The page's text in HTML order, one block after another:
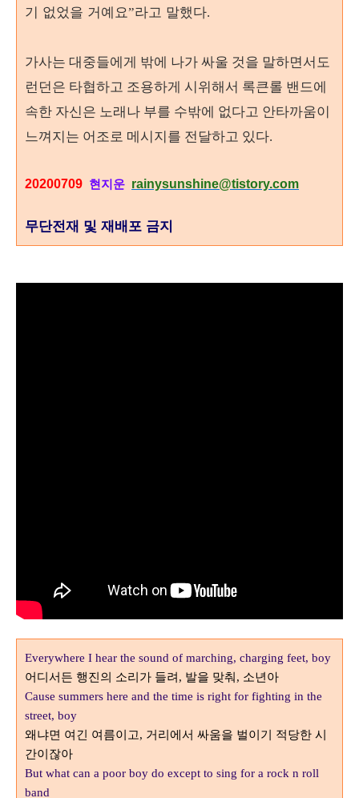
기 없었을 거예요”라고 말했다.
가사는 대중들에게 밖에 나가 싸울 것을 말하면서도
런던은 타협하고 조용하게 시위해서 록큰롤 밴드에
속한 자신은 노래나 부를 수밖에 없다고 안타까움이
느껴지는 어조로 메시지를 전달하고 있다.
20200709 현지운 rainysunshine@tistory.com
무단전재 및 재배포 금지
Everywhere I hear the sound of marching, charging feet, boy
어디서든 행진의 소리가 들려, 발을 맞춰, 소년아
Cause summers here and the time is right for fighting in the
street, boy
왜냐면 여긴 여름이고, 거리에서 싸움을 벌이기 적당한 시
간이잖아
But what can a poor boy do except to sing for a rock n roll
band